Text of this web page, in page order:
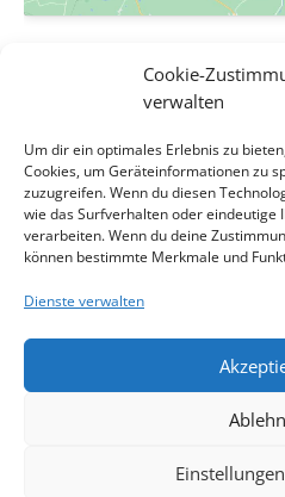
Cookie-
verwalten
Um dir ein optimales Erlebnis zu
Cookies, um Geräteinformationen zu
zuzugreifen. Wenn du diesen
wie das Surfverhalten oder eindeutige
verarbeiten. Wenn du deine
können bestimmte Merkmale und
Dienste verwalten
Evang. Pfarrgemeinde A.B. Wien-
Wien, Wien 1120 Österreich
Veranstaltungsort-Website
ABGESAGT –
Kontakt
Cookie-